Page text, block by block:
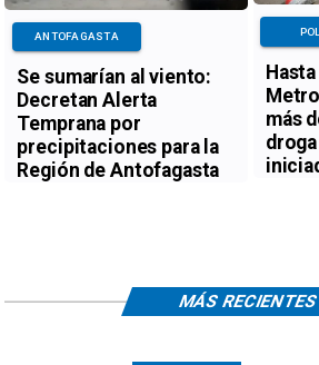
Se sumarían al viento:
Decretan Alerta
Temprana por
precipitaciones para la
Región de Antofagasta
ANTOFAGASTA
más
MÁS RECIENTES